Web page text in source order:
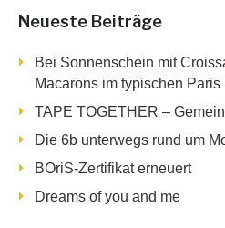
Neueste Beiträge
Bei Sonnenschein mit
Macarons im typischen Paris
TAPE TOGETHER –
Die 6b unterwegs rund um
BOriS-Zertifikat erneuert
Dreams of you and me